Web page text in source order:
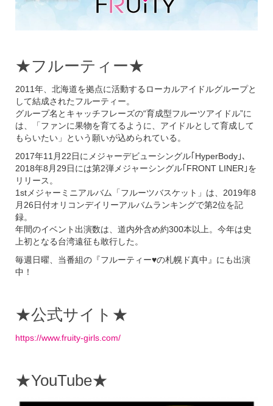
★フルーティー★
2011年、北海道を拠点に活動するローカルアイドルグループと
して結成されたフルーティー。
グループ名とキャッチフレーズの“育成型フルーツアイドル”に
は、「ファンに果物を育てるように、アイドルとして育成して
もらいたい」という願いが込められている。
2017年11月22日にメジャーデビューシングル｢HyperBody｣、
2018年8月29日には第2弾メジャーシングル｢FRONT LINER｣を
リリース。
1stメジャーミニアルバム「フルーツバスケット」は、2019年8
月26日付オリコンデイリーアルバムランキングで第2位を記
録。
年間のイベント出演数は、道内外含め約300本以上。今年は史
上初となる台湾遠征も敢行した。
毎週日曜、当番組の『フルーティー♥の札幌ド真中』にも出演
中！
★公式サイト★
https://www.fruity-girls.com/
★YouTube★